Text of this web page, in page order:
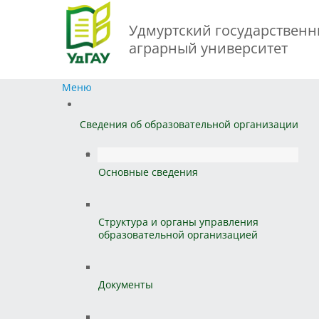
Удмуртский
аграрный университет
Меню
Сведения об образовательной организации
Основные сведения
Структура и органы управления
образовательной организацией
Документы